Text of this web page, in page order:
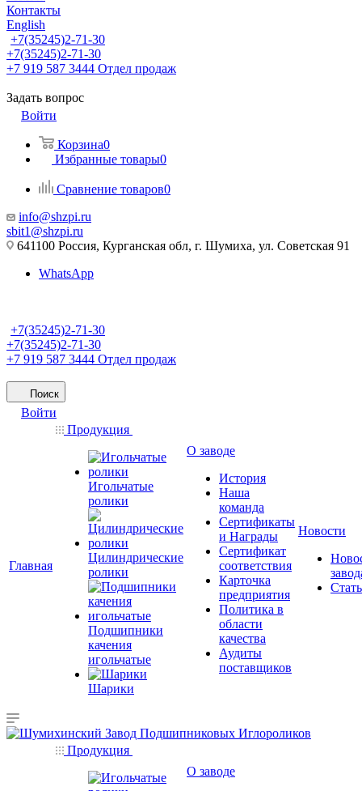
Контакты
English
+7(35245)2-71-30
+7(35245)2-71-30
+7 919 587 3444 Отдел продаж
Задать вопрос
Войти
Корзина0
Избранные товары0
Сравнение товаров0
info@shzpi.ru
sbit1@shzpi.ru
641100 Россия, Курганская обл, г. Шумиха, ул. Советская 91
WhatsApp
+7(35245)2-71-30
+7(35245)2-71-30
+7 919 587 3444 Отдел продаж
Поиск
Войти
Главная
Продукция
Игольчатые
ролики
Цилиндрические
ролики
Подшипники
качения
игольчатые
Шарики
О заводе
История
Наша
команда
Сертификаты
и Награды
Сертификат
соответствия
Карточка
предприятия
Политика в
области
качества
Аудиты
поставщиков
Новости
Продукция
О заводе